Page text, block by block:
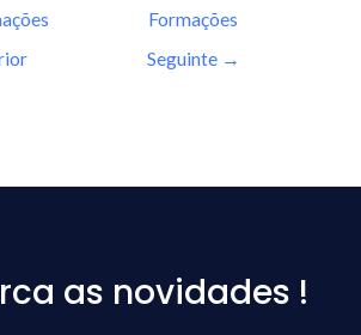
Formações
Seguinte →
as novidades !